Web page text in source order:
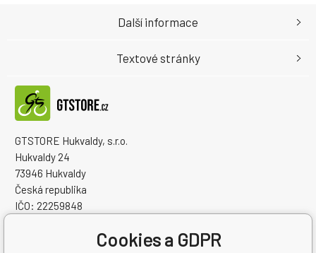
GTSTORE Hukvaldy, s.r.o.
Hukvaldy 24
73946 Hukvaldy
Česká republika
IČO: 22259848
Další informace
Textové stránky
Cookies a GDPR